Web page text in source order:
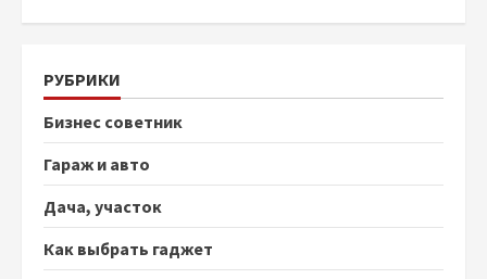
РУБРИКИ
Бизнес советник
Гараж и авто
Дача, участок
Как выбрать гаджет